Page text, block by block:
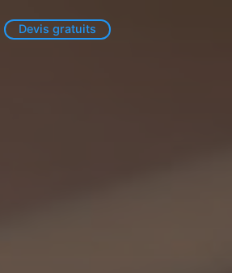
Devis gratuits